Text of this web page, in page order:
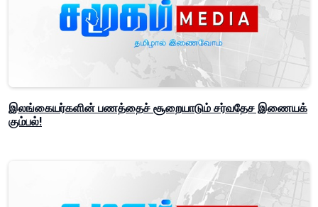
இலங்கையர்களின் பணத்தைச் சூறையாடும் சர்வதேச இணையக்
கும்பல்!